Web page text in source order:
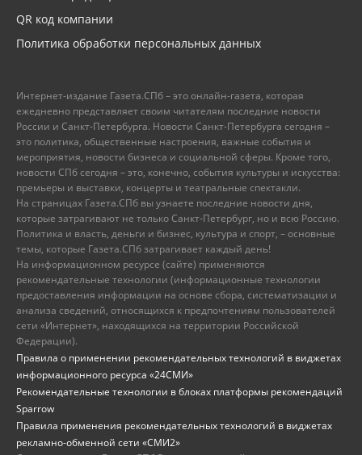
QR код компании
Политика обработки персональных данных
Интернет-издание Газета.СПб – это онлайн-газета, которая
ежедневно представляет своим читателям последние новости
России и Санкт-Петербурга. Новости Санкт-Петербурга сегодня –
это политика, общественные настроения, важные события и
мероприятия, новости бизнеса и социальной сферы. Кроме того,
новости СПб сегодня – это, конечно, события культуры и искусства:
премьеры и выставки, концерты и театральные спектакли.
На страницах Газета.СПб вы узнаете последние новости дня,
которые затрагивают не только Санкт-Петербург, но и всю Россию.
Политика и власть, деньги и бизнес, культура и спорт, – основные
темы, которые Газета.СПб затрагивает каждый день!
На информационном ресурсе (сайте) применяются
рекомендательные технологии (информационные технологии
предоставления информации на основе сбора, систематизации и
анализа сведений, относящихся к предпочтениям пользователей
сети «Интернет», находящихся на территории Российской
Федерации).
Правила о применении рекомендательных технологий в виджетах
информационного ресурса «24СМИ»
Рекомендательные технологии в блоках платформы рекомендаций
Sparrow
Правила применения рекомендательных технологий в виджетах
рекламно-обменной сети «СМИ2»